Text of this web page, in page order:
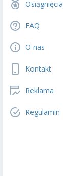
Osiągnięcia
FAQ
O nas
Kontakt
Reklama
Regulamin